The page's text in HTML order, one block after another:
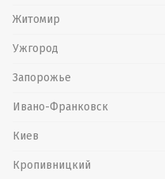
Житомир
Ужгород
Запорожье
Ивано-Франковск
Киев
Кропивницкий